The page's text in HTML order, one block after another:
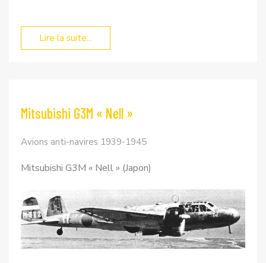
Lire la suite...
Mitsubishi G3M « Nell »
Avions anti-navires 1939-1945
Mitsubishi G3M « Nell » (Japon)